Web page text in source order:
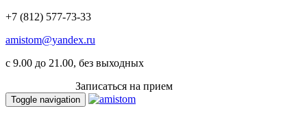
+7 (812) 577-73-33
amistom@yandex.ru
c 9.00 до 21.00, без выходных
Записаться на прием
Toggle navigation